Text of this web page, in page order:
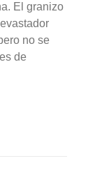
El granizo
no se
de